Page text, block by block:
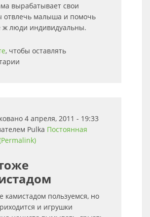
вырабатывает свои
отвлечь малыша и помочь
ж люди индивидуальны.
, чтобы оставлять
4 апреля, 2011 - 19:33
Pulka Постоянная
камистадом пользуемся, но
и игрушки